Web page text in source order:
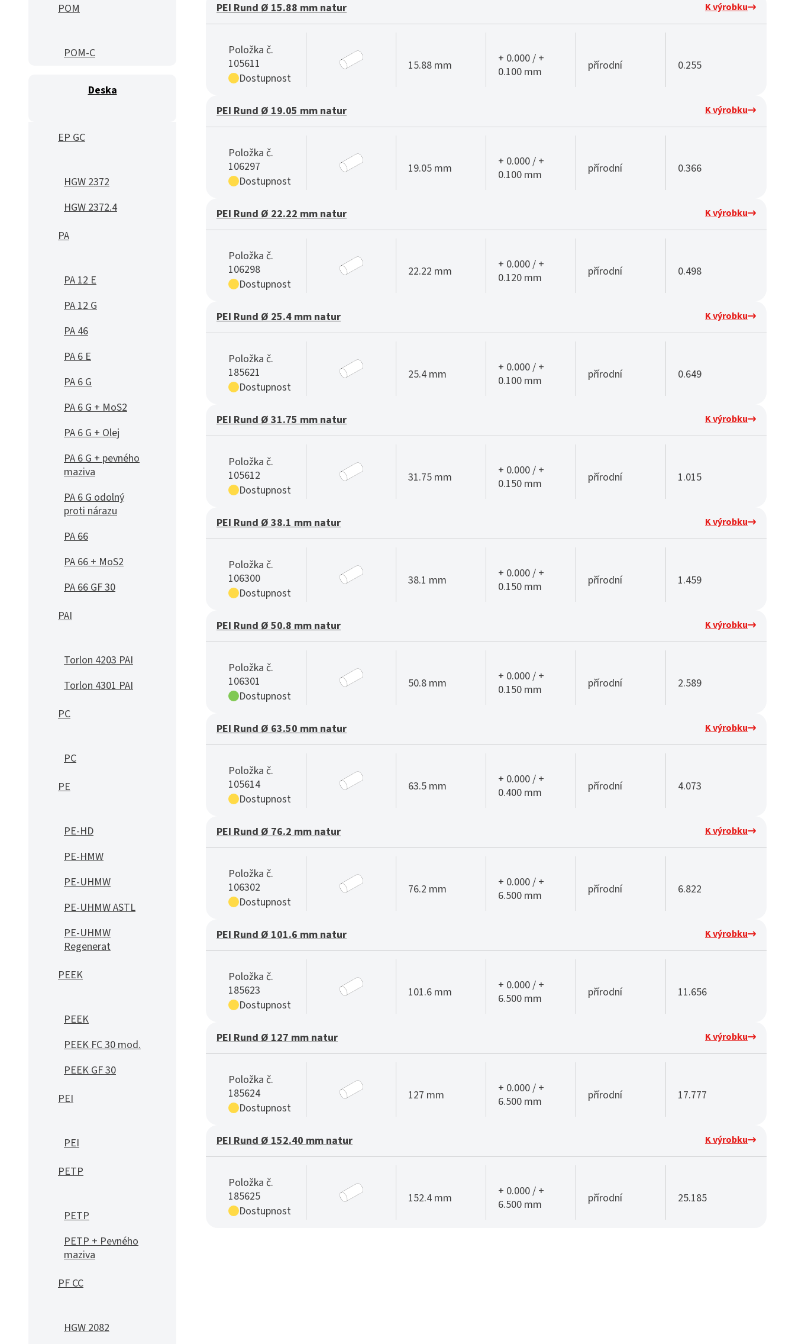
POM
POM-C
Deska
EP GC
HGW 2372
HGW 2372.4
PA
PA 12 E
PA 12 G
PA 46
PA 6 E
PA 6 G
PA 6 G + MoS2
PA 6 G + Olej
PA 6 G + pevného
maziva
PA 6 G odolný
proti nárazu
PA 66
PA 66 + MoS2
PA 66 GF 30
PAI
Torlon 4203 PAI
Torlon 4301 PAI
PC
PC
PE
PE-HD
PE-HMW
PE-UHMW
PE-UHMW ASTL
PE-UHMW
Regenerat
PEEK
PEEK
PEEK FC 30 mod.
PEEK GF 30
PEI
PEI
PETP
PETP
PETP + Pevného
maziva
PF CC
HGW 2082
PEI Rund Ø 15.88 mm natur K výrobku
Položka č.
105611
Dostupnost
15.88 mm
+ 0.000 / +
0.100 mm
přírodní 0.255
PEI Rund Ø 19.05 mm natur K výrobku
Položka č.
106297
Dostupnost
19.05 mm
+ 0.000 / +
0.100 mm
přírodní 0.366
PEI Rund Ø 22.22 mm natur K výrobku
Položka č.
106298
Dostupnost
22.22 mm
+ 0.000 / +
0.120 mm
přírodní 0.498
PEI Rund Ø 25.4 mm natur K výrobku
Položka č.
185621
Dostupnost
25.4 mm
+ 0.000 / +
0.100 mm
přírodní 0.649
PEI Rund Ø 31.75 mm natur K výrobku
Položka č.
105612
Dostupnost
31.75 mm
+ 0.000 / +
0.150 mm
přírodní 1.015
PEI Rund Ø 38.1 mm natur K výrobku
Položka č.
106300
Dostupnost
38.1 mm
+ 0.000 / +
0.150 mm
přírodní 1.459
PEI Rund Ø 50.8 mm natur K výrobku
Položka č.
106301
Dostupnost
50.8 mm
+ 0.000 / +
0.150 mm
přírodní 2.589
PEI Rund Ø 63.50 mm natur K výrobku
Položka č.
105614
Dostupnost
63.5 mm
+ 0.000 / +
0.400 mm
přírodní 4.073
PEI Rund Ø 76.2 mm natur K výrobku
Položka č.
106302
Dostupnost
76.2 mm
+ 0.000 / +
6.500 mm
přírodní 6.822
PEI Rund Ø 101.6 mm natur K výrobku
Položka č.
185623
Dostupnost
101.6 mm
+ 0.000 / +
6.500 mm
přírodní 11.656
PEI Rund Ø 127 mm natur K výrobku
Položka č.
185624
Dostupnost
127 mm
+ 0.000 / +
6.500 mm
přírodní 17.777
PEI Rund Ø 152.40 mm natur K výrobku
Položka č.
185625
Dostupnost
152.4 mm
+ 0.000 / +
6.500 mm
přírodní 25.185